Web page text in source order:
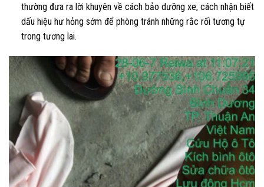
thường đưa ra lời khuyên về cách bảo dưỡng xe, cách nhận biết
dấu hiệu hư hỏng sớm để phòng tránh những rắc rối tương tự
trong tương lai.